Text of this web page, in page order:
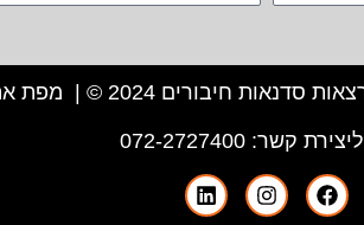
מפת
ליצירת קשר:072-2727400